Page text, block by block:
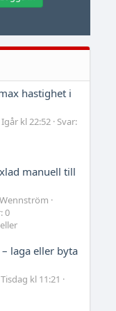
hastighet i
Igår kl 22:52 Svar:
manuell till
0
laga eller byta
Tisdag kl 11:21